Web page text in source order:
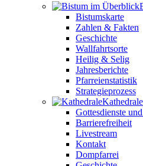
Bistumskarte
Zahlen & Fakten
Geschichte
Wallfahrtsorte
Heilig & Selig
Jahresberichte
Pfarreienstatistik
Strategieprozess
Kathedrale
Gottesdienste
Barrierefreiheit
Livestream
Kontakt
Dompfarrei